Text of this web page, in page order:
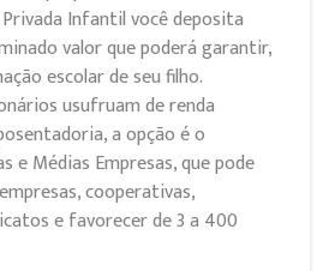
Infantil você deposita
valor que poderá garantir,
escolar de seu filho.
usufruam de renda
a opção é o
e Médias Empresas, que pode
cooperativas,
e favorecer de 3 a 400